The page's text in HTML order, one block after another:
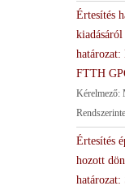
Értesítés
határozat:
FTTH
Kérelmező:
Értesítés
hozott